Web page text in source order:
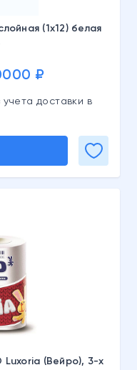
(1х12) белая
₽
доставки в
Luxoria (Вейро), 3-х